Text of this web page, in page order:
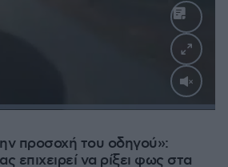
Loaded:
προσοχή του οδηγού»:
επιχειρεί να ρίξει φως στα